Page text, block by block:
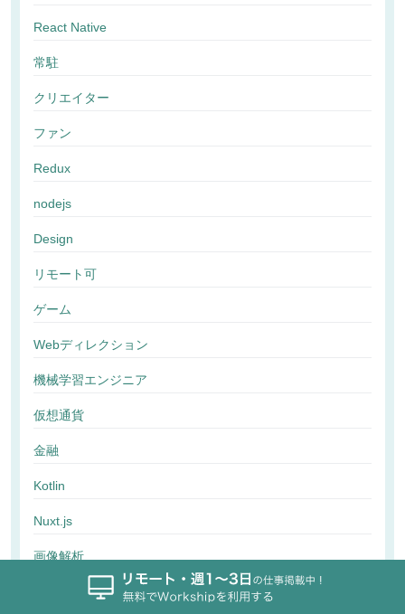
React Native
常駐
クリエイター
ファン
Redux
nodejs
Design
リモート可
ゲーム
Webディレクション
機械学習エンジニア
仮想通貨
金融
Kotlin
Nuxt.js
画像解析